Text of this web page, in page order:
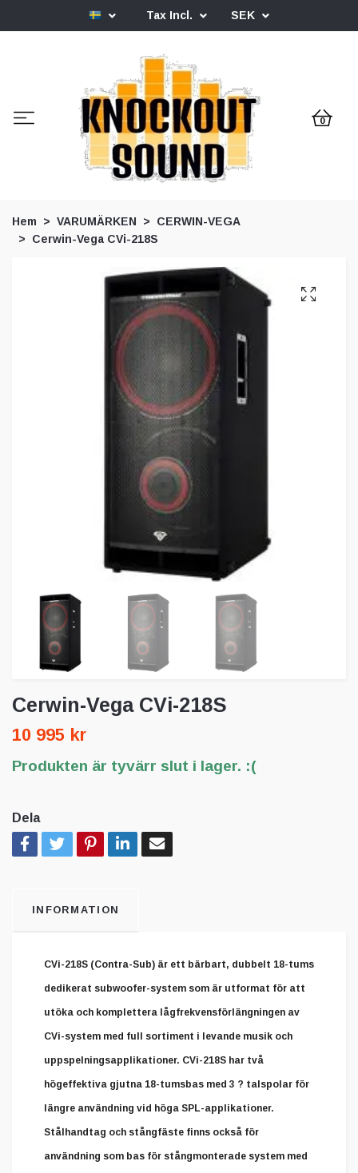
Tax Incl. SEK
0
Hem VARUMÄRKEN
CERWIN-VEGA
Cerwin-Vega CVi-218S
Cerwin-Vega CVi-218S
10 995 kr
Produkten är tyvärr slut i lager. :(
Dela
INFORMATION
CVi-218S (Contra-Sub) är ett bärbart, dubbelt 18-tums
dedikerat subwoofer-system som är utformat för att
utöka och komplettera lågfrekvensförlängningen av
CVi-system med full sortiment i levande musik och
uppspelningsapplikationer. CVi-218S har två
högeffektiva gjutna 18-tumsbas med 3 ? talspolar för
längre användning vid höga SPL-applikationer.
Stålhandtag och stångfäste finns också för
användning som bas för stångmonterade system med